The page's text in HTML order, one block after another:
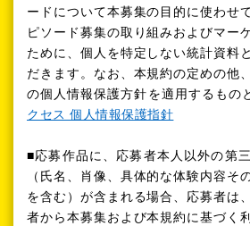
ードについて本募集の目的に使わせ
ピソード募集の取り組みおよびマー
ために、個人を特定しない統計資料
だきます。なお、本規約の定めの他
の個人情報保護方針を適用するもの
クセス 個人情報保護指針
■応募作品に、応募者本人以外の第
（氏名、肖像、具体的な体験内容そ
を含む）が含まれる場合、応募者は
者から本募集および本規約に基づく